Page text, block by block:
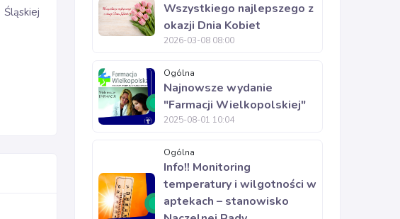
Śląskiej
Wszystkiego najlepszego z
okazji Dnia Kobiet
2026-03-08 08:00
Ogólna
Najnowsze wydanie
"Farmacji Wielkopolskiej"
2025-08-01 10:04
Ogólna
Info!! Monitoring
temperatury i wilgotności w
aptekach – stanowisko